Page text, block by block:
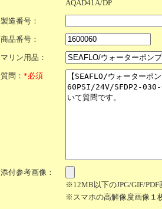
AQAD41A/DP
製造番号：
商品番号：
マリン用品：
質問： *必須
添付参考画像：
※12MB以下のJPG/GIF/
※スマホの高解像度画像１